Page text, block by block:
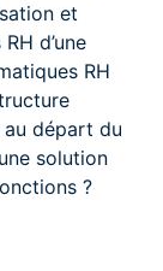
et
d’une
RH
au départ du
solution
?